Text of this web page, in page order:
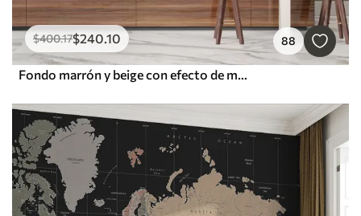
$400.17$240.10 88
Fondo marrón y beige con efecto de muro de hormigón